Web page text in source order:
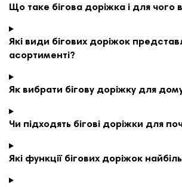
Що таке бігова доріжка і для чого
Які види бігових доріжок
асортименті?
Як вибрати бігову доріжку для
Чи підходять бігові доріжки для
Які функції бігових доріжок